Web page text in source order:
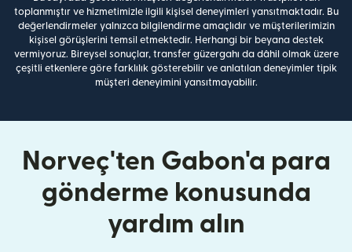
toplanmıştır ve hizmetimizle ilgili kişisel deneyimleri yansıtmaktadır. Bu
değerlendirmeler yalnızca bilgilendirme amaçlıdır ve müşterilerimizin
kişisel görüşlerini temsil etmektedir. Herhangi bir beyana destek
vermiyoruz. Bireysel sonuçlar, transfer güzergahı da dâhil olmak üzere
çeşitli etkenlere göre farklılık gösterebilir ve anlatılan deneyimler tipik
müşteri deneyimini yansıtmayabilir.
Norveç'ten Gabon'a para
gönderme konusunda
yardım alın